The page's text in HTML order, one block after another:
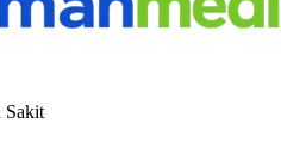
Sakit